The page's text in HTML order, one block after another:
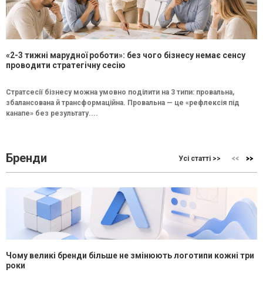
«2-3 тижні марудної роботи»: без чого бізнесу немає сенсу
проводити стратегічну сесію
Стратсесії бізнесу можна умовно поділити на 3 типи: провальна,
збалансована й трансформаційна. Провальна — це «рефлексія під
канапе» без результату....
Бренди Усі статті >>
Чому великі бренди більше не змінюють логотипи кожні три
роки